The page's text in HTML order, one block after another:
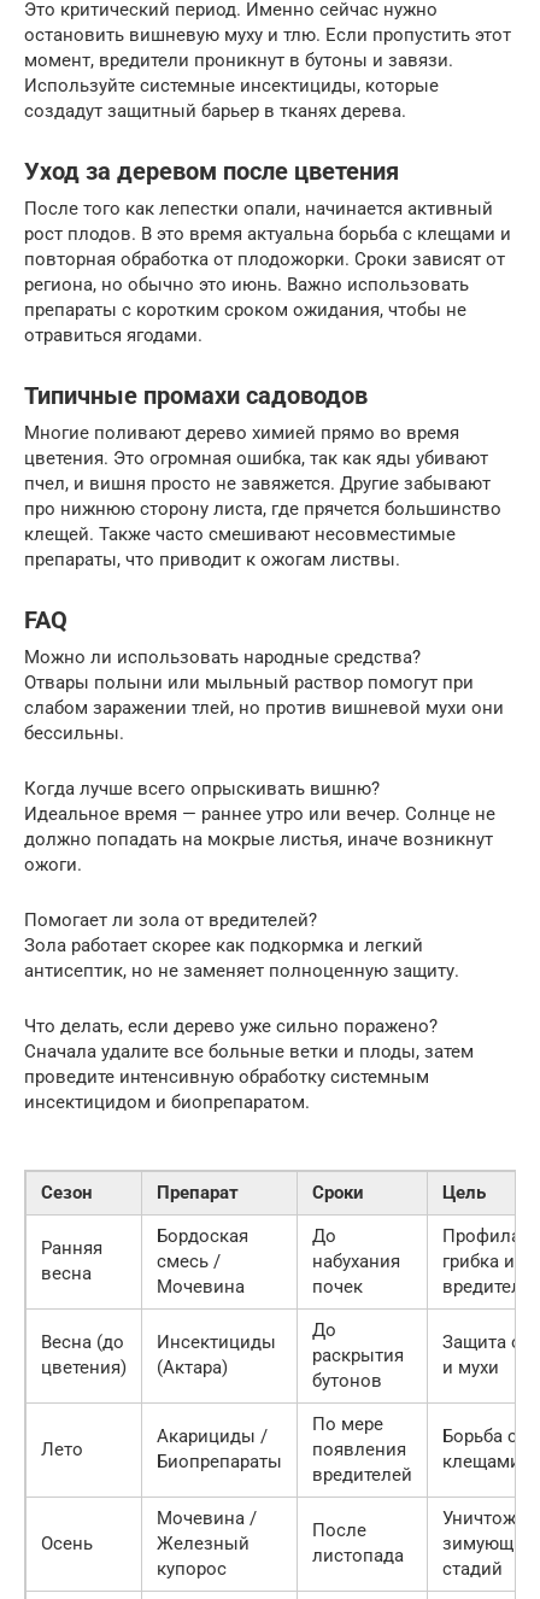
Это критический период. Именно сейчас нужно
остановить вишневую муху и тлю. Если пропустить этот
момент, вредители проникнут в бутоны и завязи.
Используйте системные инсектициды, которые
создадут защитный барьер в тканях дерева.
Уход за деревом после цветения
После того как лепестки опали, начинается активный
рост плодов. В это время актуальна борьба с клещами и
повторная обработка от плодожорки. Сроки зависят от
региона, но обычно это июнь. Важно использовать
препараты с коротким сроком ожидания, чтобы не
отравиться ягодами.
Типичные промахи садоводов
Многие поливают дерево химией прямо во время
цветения. Это огромная ошибка, так как яды убивают
пчел, и вишня просто не завяжется. Другие забывают
про нижнюю сторону листа, где прячется большинство
клещей. Также часто смешивают несовместимые
препараты, что приводит к ожогам листвы.
FAQ
Можно ли использовать народные средства?
Отвары полыни или мыльный раствор помогут при
слабом заражении тлей, но против вишневой мухи они
бессильны.
Когда лучше всего опрыскивать вишню?
Идеальное время — раннее утро или вечер. Солнце не
должно попадать на мокрые листья, иначе возникнут
ожоги.
Помогает ли зола от вредителей?
Зола работает скорее как подкормка и легкий
антисептик, но не заменяет полноценную защиту.
Что делать, если дерево уже сильно поражено?
Сначала удалите все больные ветки и плоды, затем
проведите интенсивную обработку системным
инсектицидом и биопрепаратом.
Сезон Препарат Сроки Цель
Ранняя
весна
Бордоская
смесь /
Мочевина
До
набухания
почек
грибка и
Весна (до
цветения)
Инсектициды
(Актара)
До
раскрытия
бутонов
Защита от
и мухи
Лето
Акарициды /
Биопрепараты
По мере
появления
вредителей
Борьба с
клещами
Осень
Мочевина /
Железный
купорос
После
листопада
зимующих
стадий